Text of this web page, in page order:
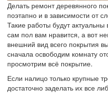
Делать ремонт деревянного
поэтапно и в зависимости от
Такие работы будут
сам пол вам нравится, а вот
внешний вид всего покрытия
сначала освободим комнату
просмотрим всё покрытие.
Если налицо только крупные
достаточно заделать их все